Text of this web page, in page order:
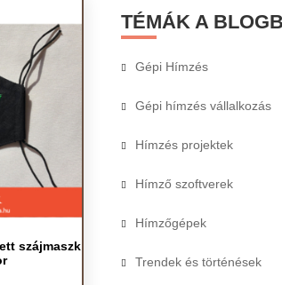
szájmaszk
TÉMÁK A
Gépi Hímzés
Gépi hímzés vállalkozás
Hímzés projektek
Hímző szoftverek
Hímzőgépek
Trendek és történések